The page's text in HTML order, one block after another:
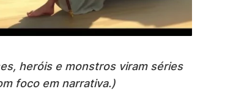
heróis e monstros viram séries
foco em narrativa.)